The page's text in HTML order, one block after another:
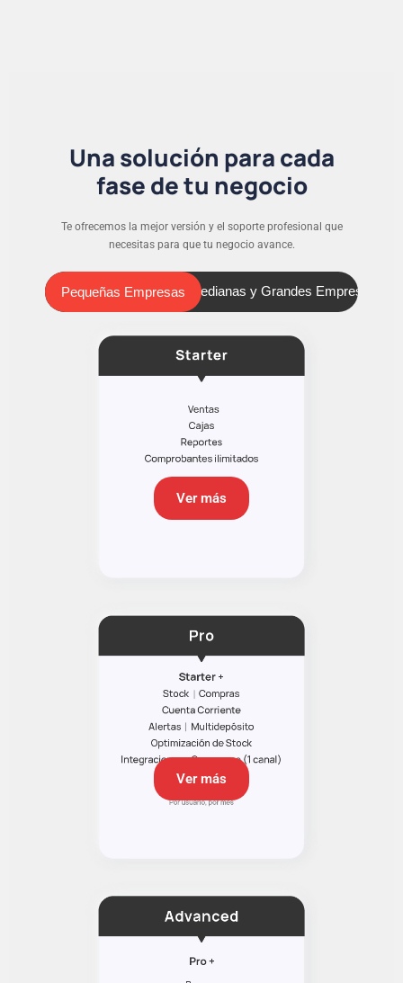
Una solución para cada
fase de tu negocio
Te ofrecemos la mejor versión y el soporte profesional que
necesitas para que tu negocio avance.
Pequeñas Empresas
Pequeñas Empresas Medianas y Grandes Empresas
Ver más
Ver más